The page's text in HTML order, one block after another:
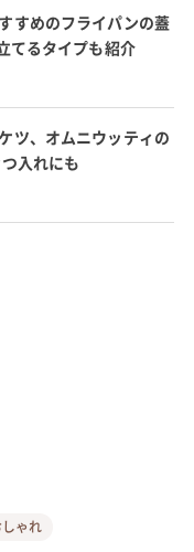
すめのフライパンの蓋
てるタイプも紹介
ツ、オムニウッティの
入れにも
ゃれ